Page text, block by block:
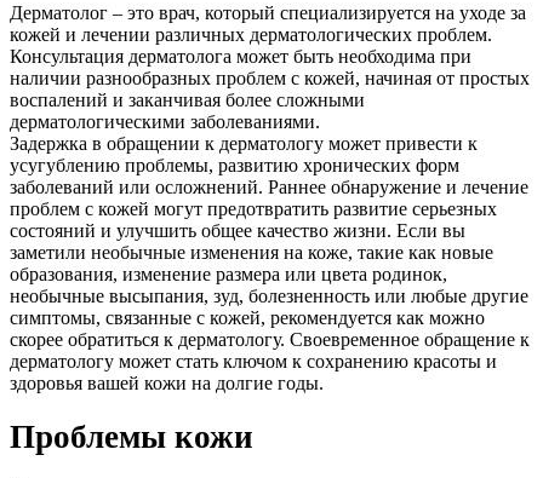
Дерматолог – это врач, который специализируется на уходе за
кожей и лечении различных дерматологических проблем.
Консультация дерматолога может быть необходима при
наличии разнообразных проблем с кожей, начиная от простых
воспалений и заканчивая более сложными
дерматологическими заболеваниями.
Задержка в обращении к дерматологу может привести к
усугублению проблемы, развитию хронических форм
заболеваний или осложнений. Раннее обнаружение и лечение
проблем с кожей могут предотвратить развитие серьезных
состояний и улучшить общее качество жизни. Если вы
заметили необычные изменения на коже, такие как новые
образования, изменение размера или цвета родинок,
необычные высыпания, зуд, болезненность или любые другие
симптомы, связанные с кожей, рекомендуется как можно
скорее обратиться к дерматологу. Своевременное обращение к
дерматологу может стать ключом к сохранению красоты и
здоровья вашей кожи на долгие годы.
Проблемы кожи